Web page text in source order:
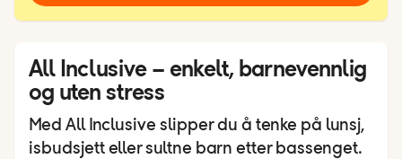
All Inclusive – enkelt, barnevennlig
og uten stress
Med All Inclusive slipper du å tenke på lunsj,
isbudsjett eller sultne barn etter bassenget.